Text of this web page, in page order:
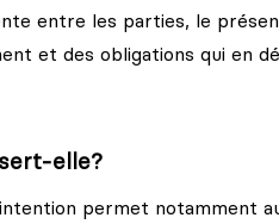
entre les parties, le
et des obligations qui en
elle?
permet notamment